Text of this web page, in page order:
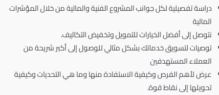
دراسة تفصيلية لكل جوانب المشروع الفنية والمالية من خلال المؤشرات
المالية
نتوصل إلى أفضل الخيارات للتمويل وتخفيض التكاليف.
توصيات لتسويق خدماتك بشكل مثالي للوصول إلى أكبر شريحة من
العملاء المستهدفين
عرض لأهم الفرص وكيفية الاستفادة منها وما هي التحديات وكيفية
تحويلها إلى نقاط قوة.